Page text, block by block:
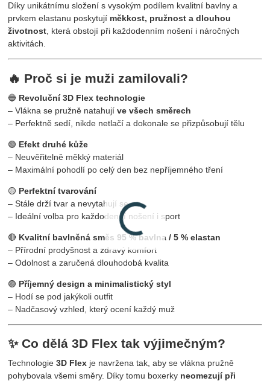
Díky unikátnímu složení s vysokým podílem kvalitní bavlny a
prvkem elastanu poskytují měkkost, pružnost a dlouhou
životnost, která obstojí při každodenním nošení i náročných
aktivitách.
🔥 Proč si je muži zamilovali?
🔵 Revoluční 3D Flex technologie
– Vlákna se pružně natahujíve všech směrech
– Perfektně sedí, nikde netlačí a dokonale se přizpůsobují tělu
🟢 Efekt druhé kůže
– Neuvěřitelně měkký materiál
– Maximální pohodlí po celý den bez nepříjemného tření
🟡 Perfektní tvarování
– Stále drží tvar a nevytahují se
– Ideální volba pro každodenní nošení i sport
🔴 Kvalitní bavlněná směs 95 % bavlna / 5 % elastan
– Přírodní prodyšnost a zdravý komfort
– Odolnost a zaručená dlouhodobá kvalita
🟣 Příjemný design a minimalistický styl
– Hodí se pod jakýkoli outfit
– Nadčasový vzhled, který ocení každý muž
✨ Co dělá 3D Flex tak výjimečným?
Technologie3D Flex je navržena tak, aby se vlákna pružně
pohybovala všemi směry. Díky tomu boxerky neomezují při